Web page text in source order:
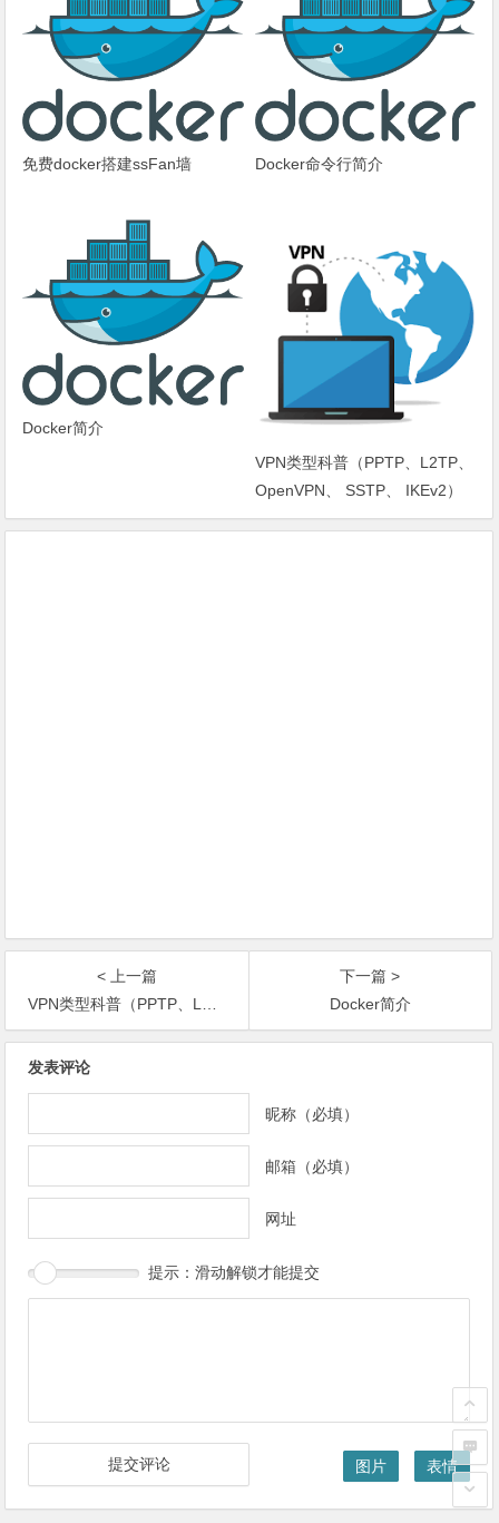
免费docker搭建ssFan墙 Docker命令行简介
Docker简介
VPN类型科普（PPTP、L2TP、
OpenVPN、 SSTP、 IKEv2）
< 上一篇
VPN类型科普（PPTP、L2TP、OpenVPN、 SSTP、 IKEv2）
下一篇 >
Docker简介
发表评论
昵称（必填）
邮箱（必填）
网址
提示：滑动解锁才能提交
图片 表情